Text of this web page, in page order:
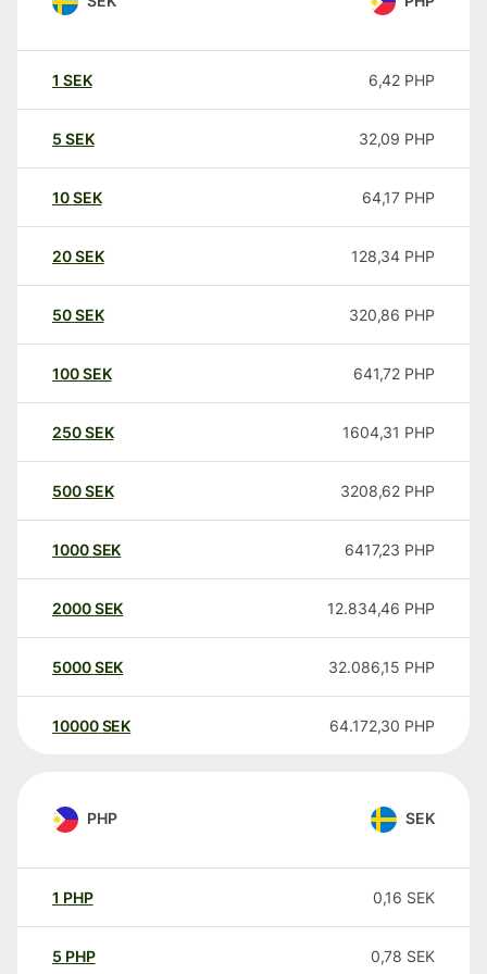
1 SEK 6,42 PHP
5 SEK 32,09 PHP
10SEK 64,17 PHP
20SEK 128,34 PHP
50SEK 320,86 PHP
100SEK 641,72 PHP
250SEK 1604,31 PHP
500SEK 3208,62 PHP
1000SEK 6417,23 PHP
2000SEK 12.834,46 PHP
5000SEK 32.086,15 PHP
10000 SEK 64.172,30 PHP
PHP SEK
1 PHP 0,16 SEK
5 PHP 0,78 SEK